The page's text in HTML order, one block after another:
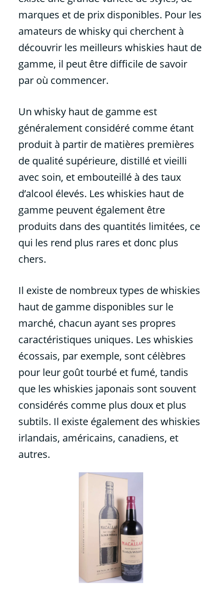
marques et de prix disponibles. Pour les
amateurs de whisky qui cherchent à
découvrir les meilleurs whiskies haut de
gamme, il peut être difficile de savoir
par où commencer.
Un whisky haut de gamme est
généralement considéré comme étant
produit à partir de matières premières
de qualité supérieure, distillé et vieilli
avec soin, et embouteillé à des taux
d’alcool élevés. Les whiskies haut de
gamme peuvent également être
produits dans des quantités limitées, ce
qui les rend plus rares et donc plus
chers.
Il existe de nombreux types de whiskies
haut de gamme disponibles sur le
marché, chacun ayant ses propres
caractéristiques uniques. Les whiskies
écossais, par exemple, sont célèbres
pour leur goût tourbé et fumé, tandis
que les whiskies japonais sont souvent
considérés comme plus doux et plus
subtils. Il existe également des whiskies
irlandais, américains, canadiens, et
autres.